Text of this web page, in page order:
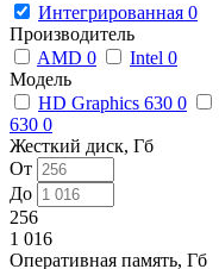
Интегрированная 0
Производитель
AMD 0 Intel 0
Модель
HD Graphics 630 0
630 0
Жесткий диск, Гб
От
До
256
1 016
Оперативная память, Гб